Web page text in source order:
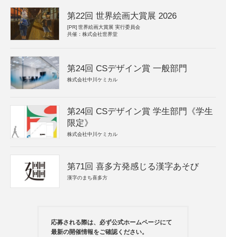
第22回 世界絵画大賞展 2026
[PR] 世界絵画大賞展 実行委員会
共催：株式会社世界堂
第24回 CSデザイン賞 一般部門
株式会社中川ケミカル
第24回 CSデザイン賞 学生部門《学生
限定》
株式会社中川ケミカル
第71回 喜多方発感じる漢字あそび
漢字のまち喜多方
応募される際は、必ず公式ホームページにて
最新の開催情報をご確認ください。